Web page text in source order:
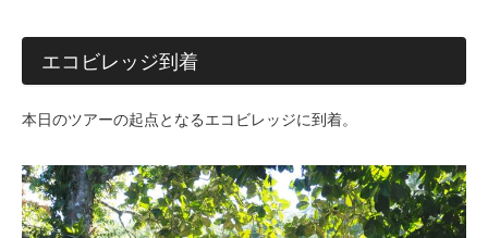
エコビレッジ到着
本日のツアーの起点となるエコビレッジに到着。